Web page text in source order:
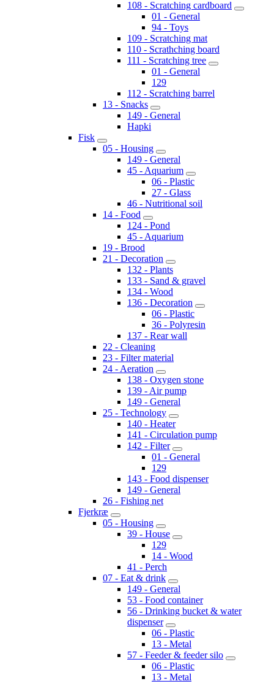
108 - Scratching cardboard
01 - General
94 - Toys
109 - Scratching mat
110 - Scrathching board
111 - Scratching tree
01 - General
129
112 - Scratching barrel
13 - Snacks
149 - General
Hapki
Fisk
05 - Housing
149 - General
45 - Aquarium
06 - Plastic
27 - Glass
46 - Nutritional soil
14 - Food
124 - Pond
45 - Aquarium
19 - Brood
21 - Decoration
132 - Plants
133 - Sand & gravel
134 - Wood
136 - Decoration
06 - Plastic
36 - Polyresin
137 - Rear wall
22 - Cleaning
23 - Filter material
24 - Aeration
138 - Oxygen stone
139 - Air pump
149 - General
25 - Technology
140 - Heater
141 - Circulation pump
142 - Filter
01 - General
129
143 - Food dispenser
149 - General
26 - Fishing net
Fjerkræ
05 - Housing
39 - House
129
14 - Wood
41 - Perch
07 - Eat & drink
149 - General
53 - Food container
56 - Drinking bucket & water
dispenser
06 - Plastic
13 - Metal
57 - Feeder & feeder silo
06 - Plastic
13 - Metal